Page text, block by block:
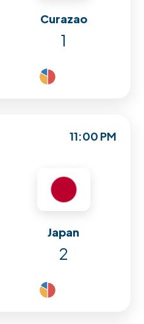
Curazao
1
11:00 PM
Japan
2